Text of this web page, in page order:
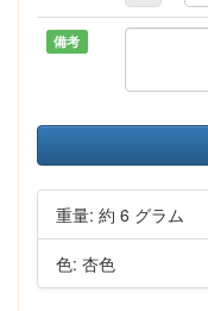
備考
重量: 約 6 グラム
色: 杏色